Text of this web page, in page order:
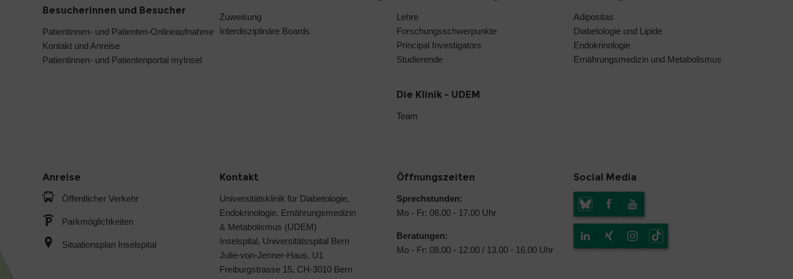
Besucherinnen und Besucher
Patientinnen- und Patienten-Onlineaufnahme
Kontakt und Anreise
Patientinnen- und Patientenportal myInsel
Zuweisung
Interdisziplinäre Boards
Lehre
Forschungsschwerpunkte
Principal Investigators
Studierende
Die Klinik - UDEM
Team
Adipositas
Diabetologie und Lipide
Endokrinologie
Ernährungsmedizin und Metabolismus
Anreise
Öffentlicher Verkehr
Parkmöglichkeiten
Situationsplan Inselspital
Kontakt
Universitätsklinik für Diabetologie,
Endokrinologie, Ernährungsmedizin
& Metabolismus (UDEM)
Inselspital, Universitätsspital Bern
Julie-von-Jenner-Haus, U1
Freiburgstrasse 15, CH-3010 Bern
Öffnungszeiten
Sprechstunden:
Mo - Fr: 08.00 - 17.00 Uhr
Beratungen:
Mo - Fr: 08.00 - 12.00 / 13.00 - 16.00 Uhr
Social Media